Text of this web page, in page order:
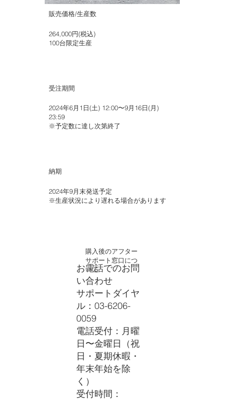
購入後のアフター
サポート窓口につ
いて
お電話でのお問
い合わせ
サポートダイヤ
ル：03-6206-
0059
電話受付：月曜
日〜金曜日（祝
日・夏期休暇・
年末年始を除
く）
受付時間：
販売価格/生産数
264,000円(税込)
100台限定生産
受注期間
2024年6月1日(土) 12:00〜9月16日(月)
23:59
※予定数に達し次第終了
納期
2024年9月末発送予定
※生産状況により遅れる場合があります